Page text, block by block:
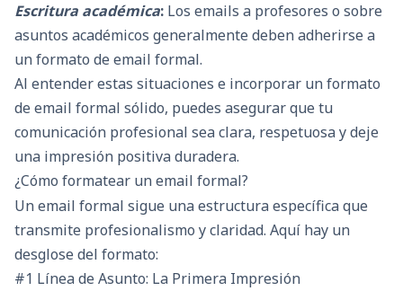
Escritura académica: Los emails a profesores o sobre
asuntos académicos generalmente deben adherirse a
un formato de email formal.
Al entender estas situaciones e incorporar un formato
de email formal sólido, puedes asegurar que tu
comunicación profesional sea clara, respetuosa y deje
una impresión positiva duradera.
¿Cómo formatear un email formal?
Un email formal sigue una estructura específica que
transmite profesionalismo y claridad. Aquí hay un
desglose del formato:
#1 Línea de Asunto: La Primera Impresión